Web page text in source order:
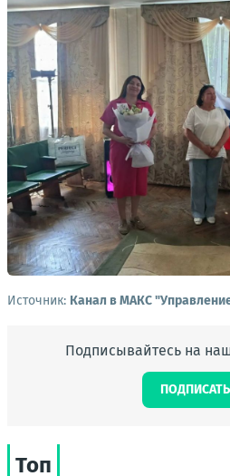
Источник: Канал в МАКС
Подписывайтесь на
Топ